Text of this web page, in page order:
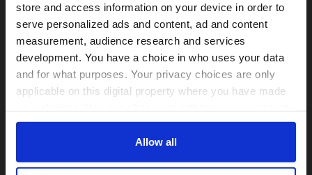
store and access information on your device in order to
serve personalized ads and content, ad and content
measurement, audience research and services
development. You have a choice in who uses your data
and for what purposes. Your privacy choices are only
applicable on this digital property where you have made
any time from the Cookie Declaration or by clicking on
Allow all
Treppenlifte unverbindlich
vergleichen
Wir informieren zu Arten und Preisen
vergleichen
Bis zu 30 % sparen und 4.000 €
Zuschuss sichern
24h-Betreuungskraft
gesucht?
Über 800 Anbieter